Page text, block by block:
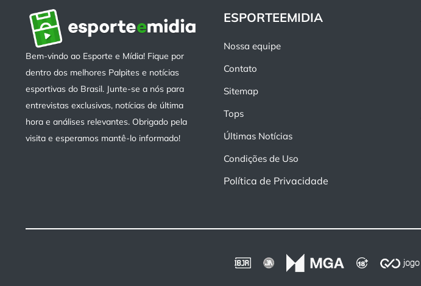
Bem-vindo ao Esporte e Mídia! Fique por
dentro dos melhores Palpites e notícias
esportivas do Brasil. Junte-se a nós para
entrevistas exclusivas, notícias de última
hora e análises relevantes. Obrigado pela
visita e esperamos mantê-lo informado!
ESPORTEEMIDIA
Nossa equipe
Contato
Sitemap
Tops
Últimas Notícias
Condições de Uso
Política de Privacidade